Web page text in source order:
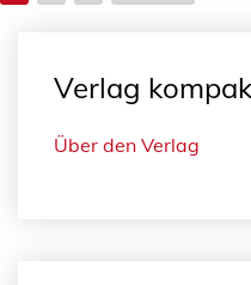
Verlag
Über den Verlag